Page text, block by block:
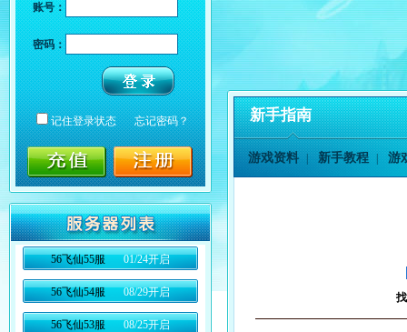
账号：
密码：
记住登录状态 忘记密码？
56飞仙55服 01/24开启
56飞仙54服 08/29开启
56飞仙53服 08/25开启
新手指南
游戏资料 新手教程 游